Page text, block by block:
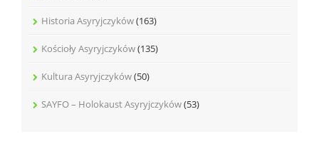
Historia Asyryjczyków(163)
Kościoły Asyryjczyków(135)
Kultura Asyryjczyków(50)
SAYFO – Holokaust Asyryjczyków(53)